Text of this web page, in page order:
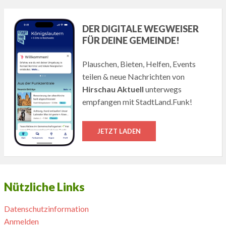
DER DIGITALE WEGWEISER
FÜR DEINE GEMEINDE!
Plauschen, Bieten, Helfen, Events
teilen & neue Nachrichten von
Hirschau Aktuell unterwegs
empfangen mit StadtLand.Funk!
JETZT LADEN
Nützliche Links
Datenschutzinformation
Anmelden